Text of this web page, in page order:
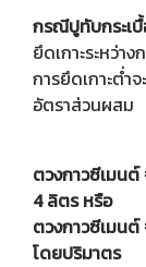
กรณีปูทับกระเบื้
ยึดเกาะระหว่า
การยึดเกาะต่ำ
อัตราส่วนผสม
ตวงกาวซีเมนต์
4 ลิตร หรือ
ตวงกาวซีเมนต์
โดยปริมาตร